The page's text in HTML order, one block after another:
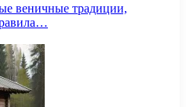
веничные традиции,